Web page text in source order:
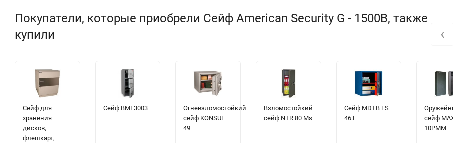
Покупатели, которые приобрели Сейф American Security G - 1500B, также
купили
Сейф для
хранения
дисков,
флешкарт,
Сейф BMI 3003
Огневзломостойкий
сейф KONSUL
49
Взломостойкий
сейф NTR 80 Ms
Сейф МDТВ ES
46.E
сейф
10PMM
‹